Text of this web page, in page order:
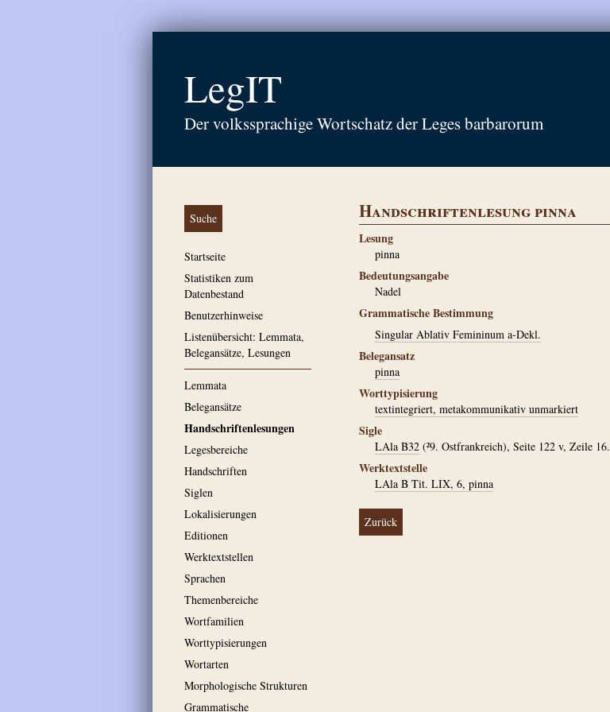
LegIT
Der volkssprachige Wortschatz der Leges barbarorum
Suche
Startseite
Statistiken zum
Datenbestand
Benutzerhinweise
Listenübersicht: Lemmata,
Belegansätze, Lesungen
Lemmata
Belegansätze
Handschriftenlesungen
Legesbereiche
Handschriften
Siglen
Lokalisierungen
Editionen
Werktextstellen
Sprachen
Themenbereiche
Wortfamilien
Worttypisierungen
Wortarten
Morphologische Strukturen
Grammatische
Handschriftenlesung pinna
Lesung
pinna
Bedeutungsangabe
Nadel
Grammatische Bestimmung
Singular Ablativ Femininum a-Dekl.
Belegansatz
pinna
Worttypisierung
textintegriert, metakommunikativ unmarkiert
Sigle
LAla B32 (²9. Ostfrankreich), Seite 122 v, Zeile 16.
Werktextstelle
LAla B Tit. LIX, 6, pinna
Zurück